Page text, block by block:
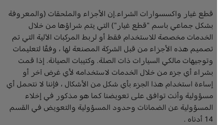
قطع غيار واكسسوارات الشراء.إن الأجزاء والملحقات (والمعروفة
بشكل جماعي باسم "قطع غيار") التي يتم شراؤها من خلال
الخدمات مخصصة للاستخدام فقط أو لربط المركبات الآلية التي تم
تصميم هذه الأجزاء من قبل الشركة المصنعة لها ، وفقًا لتعليمات
وتوجيهات مالكي السيارات ذات الصلة. وكتيبات الصيانة. إذا قمت
بشراء أي جزء من خلال الخدمات لاستخدامه لأي غرض آخر أو
إساءة استخدام هذا الجزء بأي شكل من الأشكال ، فإننا لا نتحمل أي
مسؤولية وأنت توافق على تعويضنا كما هو مذكور في إخلاء
المسؤولية عن الضمانات وحدود المسؤولية والتعويض في القسم
14 أدناه .